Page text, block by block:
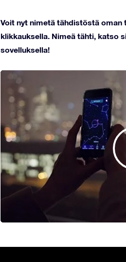
Voit nyt nimetä tähdistöstä oman
klikkauksella. Nimeä tähti, katso
sovelluksella!